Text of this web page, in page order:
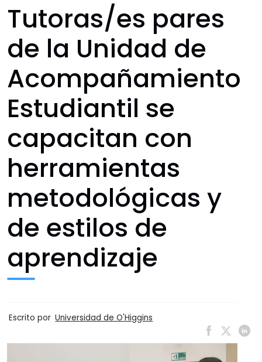
Tutoras/es pares
de la Unidad de
Acompañamiento
Estudiantil se
capacitan con
herramientas
metodológicas y
de estilos de
aprendizaje
Escrito por Universidad de O'Higgins